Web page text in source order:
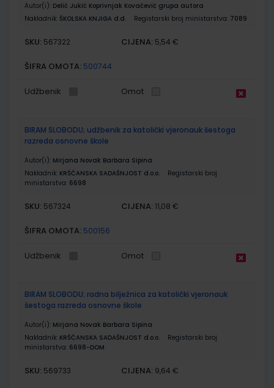
Autor(i): Delić Jukić Koprivnjak Kovačević grupa autora
Nakladnik: ŠKOLSKA KNJIGA d.d. Registarski broj ministarstva: 7089
SKU: 567322 CIJENA: 5,54 €
ŠIFRA OMOTA: 500744
Udžbenik Omot
BIRAM SLOBODU; udžbenik za katolički vjeronauk šestoga
razreda osnovne škole
Autor(i): Mirjana Novak Barbara Sipina
Nakladnik: KRŠĆANSKA SADAŠNJOST d.o.o.
Registarski broj
ministarstva: 6698
SKU: 567324 CIJENA: 11,08 €
ŠIFRA OMOTA: 500156
Udžbenik Omot
BIRAM SLOBODU; radna bilježnica za katolički vjeronauk
šestoga razreda osnovne škole
Autor(i): Mirjana Novak Barbara Sipina
Nakladnik: KRŠĆANSKA SADAŠNJOST d.o.o.
Registarski broj
ministarstva: 6698-DOM
SKU: 569733 CIJENA: 9,64 €